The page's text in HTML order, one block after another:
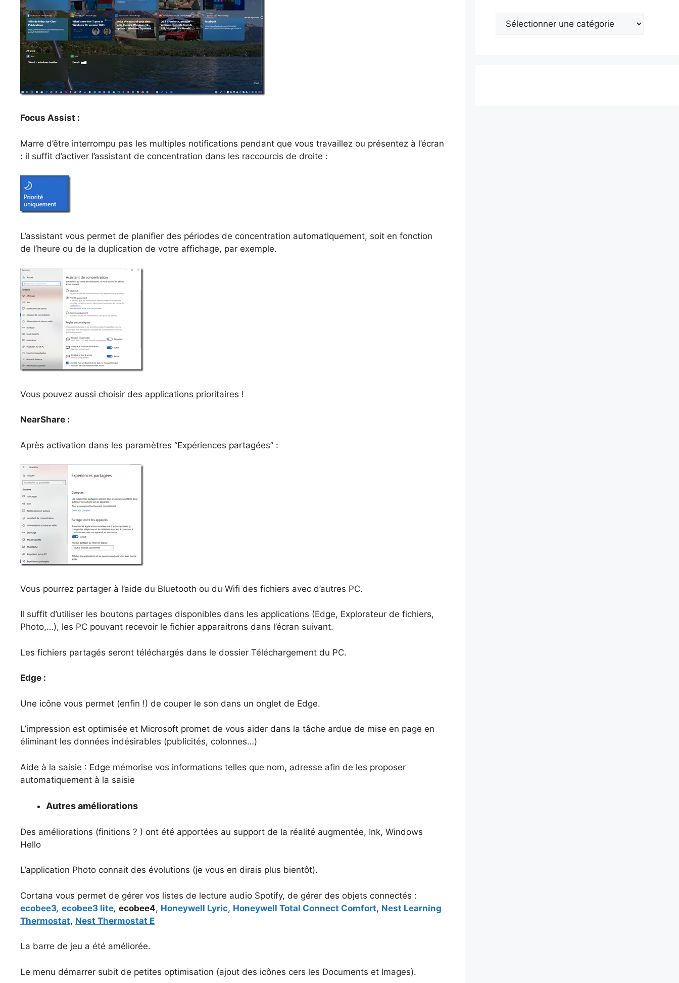
Focus Assist :
Marre d’être interrompu pas les multiples notifications pendant que vous travaillez ou présentez à l’écran
: il suffit d’activer l’assistant de concentration dans les raccourcis de droite :
L’assistant vous permet de planifier des périodes de concentration automatiquement, soit en fonction
de l’heure ou de la duplication de votre affichage, par exemple.
Vous pouvez aussi choisir des applications prioritaires !
NearShare :
Après activation dans les paramètres “Expériences partagées” :
Vous pourrez partager à l’aide du Bluetooth ou du Wifi des fichiers avec d’autres PC.
Il suffit d’utiliser les boutons partages disponibles dans les applications (Edge, Explorateur de fichiers,
Photo,…), les PC pouvant recevoir le fichier apparaitrons dans l’écran suivant.
Les fichiers partagés seront téléchargés dans le dossier Téléchargement du PC.
Edge :
Une icône vous permet (enfin !) de couper le son dans un onglet de Edge.
L’impression est optimisée et Microsoft promet de vous aider dans la tâche ardue de mise en page en
éliminant les données indésirables (publicités, colonnes…)
Aide à la saisie : Edge mémorise vos informations telles que nom, adresse afin de les proposer
automatiquement à la saisie
Autres améliorations
Des améliorations (finitions ? ) ont été apportées au support de la réalité augmentée, Ink, Windows
Hello
L’application Photo connait des évolutions (je vous en dirais plus bientôt).
Cortana vous permet de gérer vos listes de lecture audio Spotify, de gérer des objets connectés :
ecobee3, ecobee3 lite, ecobee4, Honeywell Lyric, Honeywell Total Connect Comfort, Nest Learning
Thermostat, Nest Thermostat E
La barre de jeu a été améliorée.
Le menu démarrer subit de petites optimisation (ajout des icônes cers les Documents et lmages).
Catégories